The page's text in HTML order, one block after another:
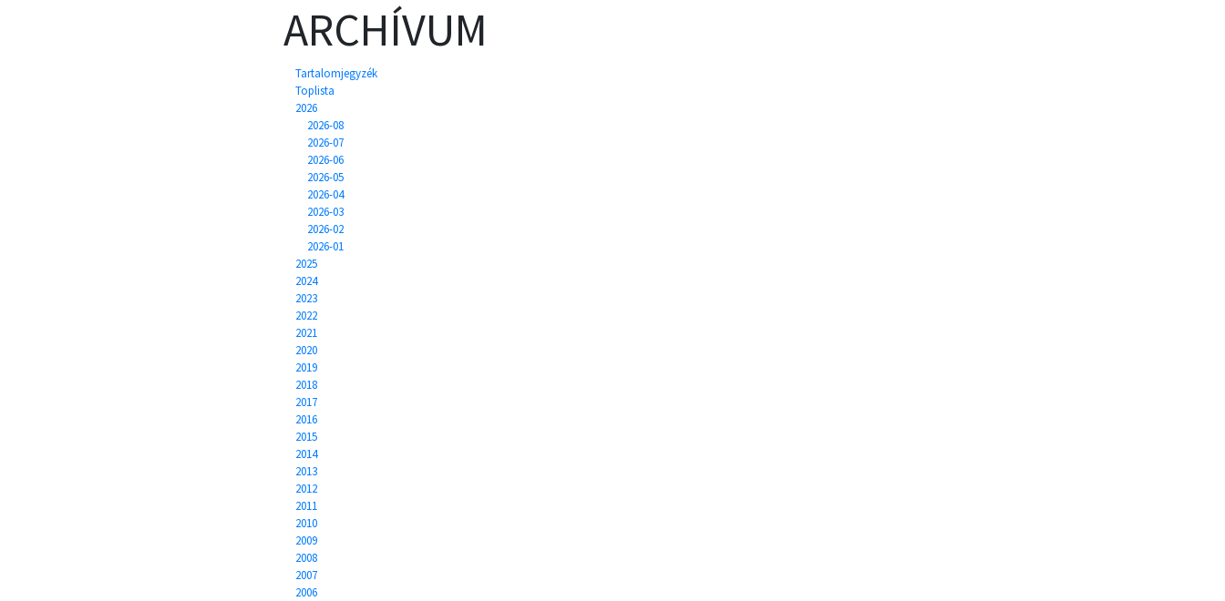
ARCHÍVUM
Tartalomjegyzék
Toplista
2026
2026-08
2026-07
2026-06
2026-05
2026-04
2026-03
2026-02
2026-01
2025
2024
2023
2022
2021
2020
2019
2018
2017
2016
2015
2014
2013
2012
2011
2010
2009
2008
2007
2006